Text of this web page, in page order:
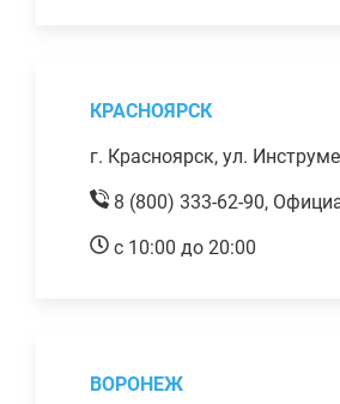
КРАСНОЯРСК
г. Красноярск, ул.
8 (800) 333-62-90,
с 10:00 до 20:00
ВОРОНЕЖ